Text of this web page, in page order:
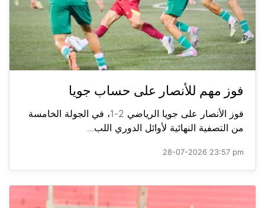
فوز مهم للأنصار على حساب جويا
فوز الأنصار على جويا الرياضي 2-1، في الجولة الخامسة
من التصفية النهائية لأوائل الدوري اللب...
28-07-2026 23:57 pm